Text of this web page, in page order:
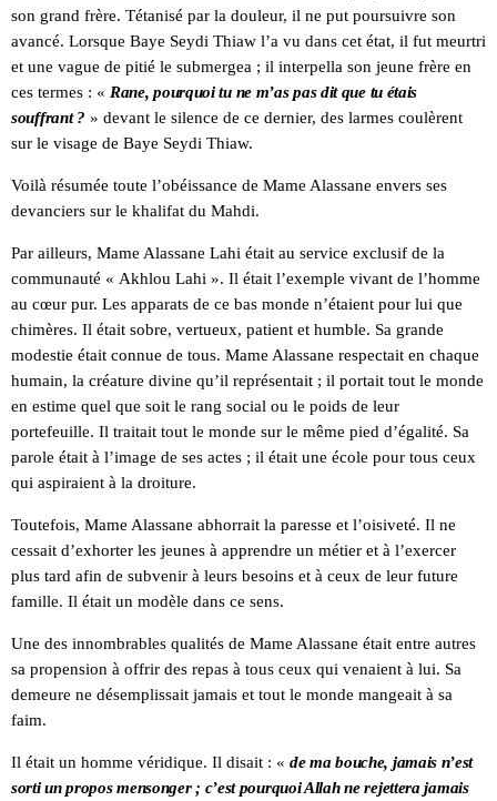
son grand frère. Tétanisé par la douleur, il ne put poursuivre son
avancé. Lorsque Baye Seydi Thiaw l’a vu dans cet état, il fut meurtri
et une vague de pitié le submergea ; il interpella son jeune frère en
ces termes : « Rane, pourquoi tu ne m’as pas dit que tu étais
souffrant ? » devant le silence de ce dernier, des larmes coulèrent
sur le visage de Baye Seydi Thiaw.
Voilà résumée toute l’obéissance de Mame Alassane envers ses
devanciers sur le khalifat du Mahdi.
Par ailleurs, Mame Alassane Lahi était au service exclusif de la
communauté « Akhlou Lahi ». Il était l’exemple vivant de l’homme
au cœur pur. Les apparats de ce bas monde n’étaient pour lui que
chimères. Il était sobre, vertueux, patient et humble. Sa grande
modestie était connue de tous. Mame Alassane respectait en chaque
humain, la créature divine qu’il représentait ; il portait tout le monde
en estime quel que soit le rang social ou le poids de leur
portefeuille. Il traitait tout le monde sur le même pied d’égalité. Sa
parole était à l’image de ses actes ; il était une école pour tous ceux
qui aspiraient à la droiture.
Toutefois, Mame Alassane abhorrait la paresse et l’oisiveté. Il ne
cessait d’exhorter les jeunes à apprendre un métier et à l’exercer
plus tard afin de subvenir à leurs besoins et à ceux de leur future
famille. Il était un modèle dans ce sens.
Une des innombrables qualités de Mame Alassane était entre autres
sa propension à offrir des repas à tous ceux qui venaient à lui. Sa
demeure ne désemplissait jamais et tout le monde mangeait à sa
faim.
Il était un homme véridique. Il disait : « de ma bouche, jamais n’est
sorti un propos mensonger ; c’est pourquoi Allah ne rejettera jamais